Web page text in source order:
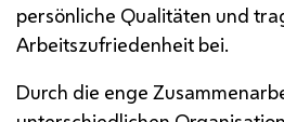
persönliche Qualitäten und
Arbeitszufriedenheit bei.
Durch die enge